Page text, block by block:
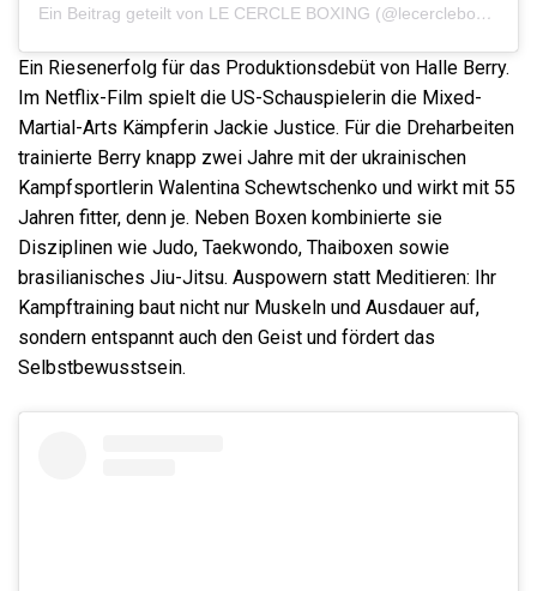
Ein Beitrag geteilt von LE CERCLE BOXING (@lecercleboxing)
Ein Riesenerfolg für das Produktionsdebüt von Halle Berry.
Im Netflix-Film spielt die US-Schauspielerin die Mixed-
Martial-Arts Kämpferin Jackie Justice. Für die Dreharbeiten
trainierte Berry knapp zwei Jahre mit der ukrainischen
Kampfsportlerin Walentina Schewtschenko und wirkt mit 55
Jahren fitter, denn je. Neben Boxen kombinierte sie
Disziplinen wie Judo, Taekwondo, Thaiboxen sowie
brasilianisches Jiu-Jitsu. Auspowern statt Meditieren: Ihr
Kampftraining baut nicht nur Muskeln und Ausdauer auf,
sondern entspannt auch den Geist und fördert das
Selbstbewusstsein.